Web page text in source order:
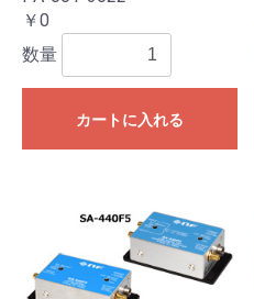
￥0
数量
カートに入れる